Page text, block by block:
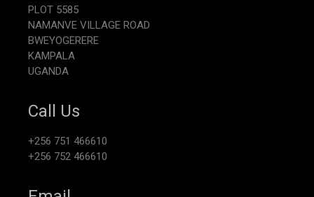
PLOT 5585
NAMANVE VILLAGE ROAD
BWEYOGERERE
KAMPALA
UGANDA
Call Us
+256 751 466610
+256 752 466610